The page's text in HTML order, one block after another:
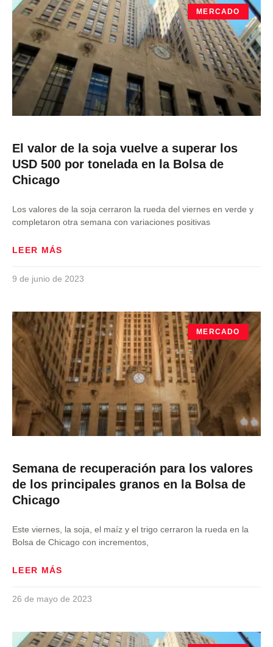
MERCADO
El valor de la soja vuelve a superar los
USD 500 por tonelada en la Bolsa de
Chicago
Los valores de la soja cerraron la rueda del viernes en verde y
completaron otra semana con variaciones positivas
LEER MÁS
9 de junio de 2023
MERCADO
Semana de recuperación para los valores
de los principales granos en la Bolsa de
Chicago
Este viernes, la soja, el maíz y el trigo cerraron la rueda en la
Bolsa de Chicago con incrementos,
LEER MÁS
26 de mayo de 2023